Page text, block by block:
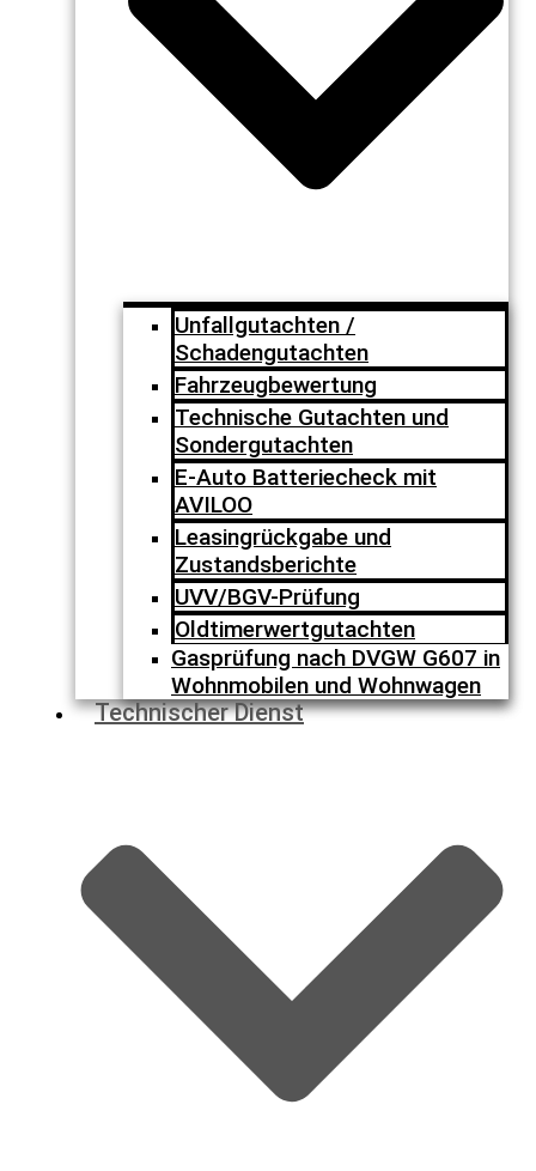
Unfallgutachten /
Schadengutachten
Fahrzeugbewertung
Technische Gutachten und
Sondergutachten
E-Auto Batteriecheck mit
AVILOO
Leasingrückgabe und
Zustandsberichte
UVV/BGV-Prüfung
Oldtimerwertgutachten
Gasprüfung nach DVGW G607 in
Wohnmobilen und Wohnwagen
Technischer Dienst